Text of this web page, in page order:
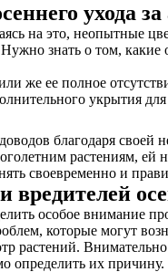
ухода за
на это, неопытные
знать о том,
же ее полное
укрытия для
благодаря
растениям,
своевременно и
вредителей
особое внимание
которые могут
растений.
определить их